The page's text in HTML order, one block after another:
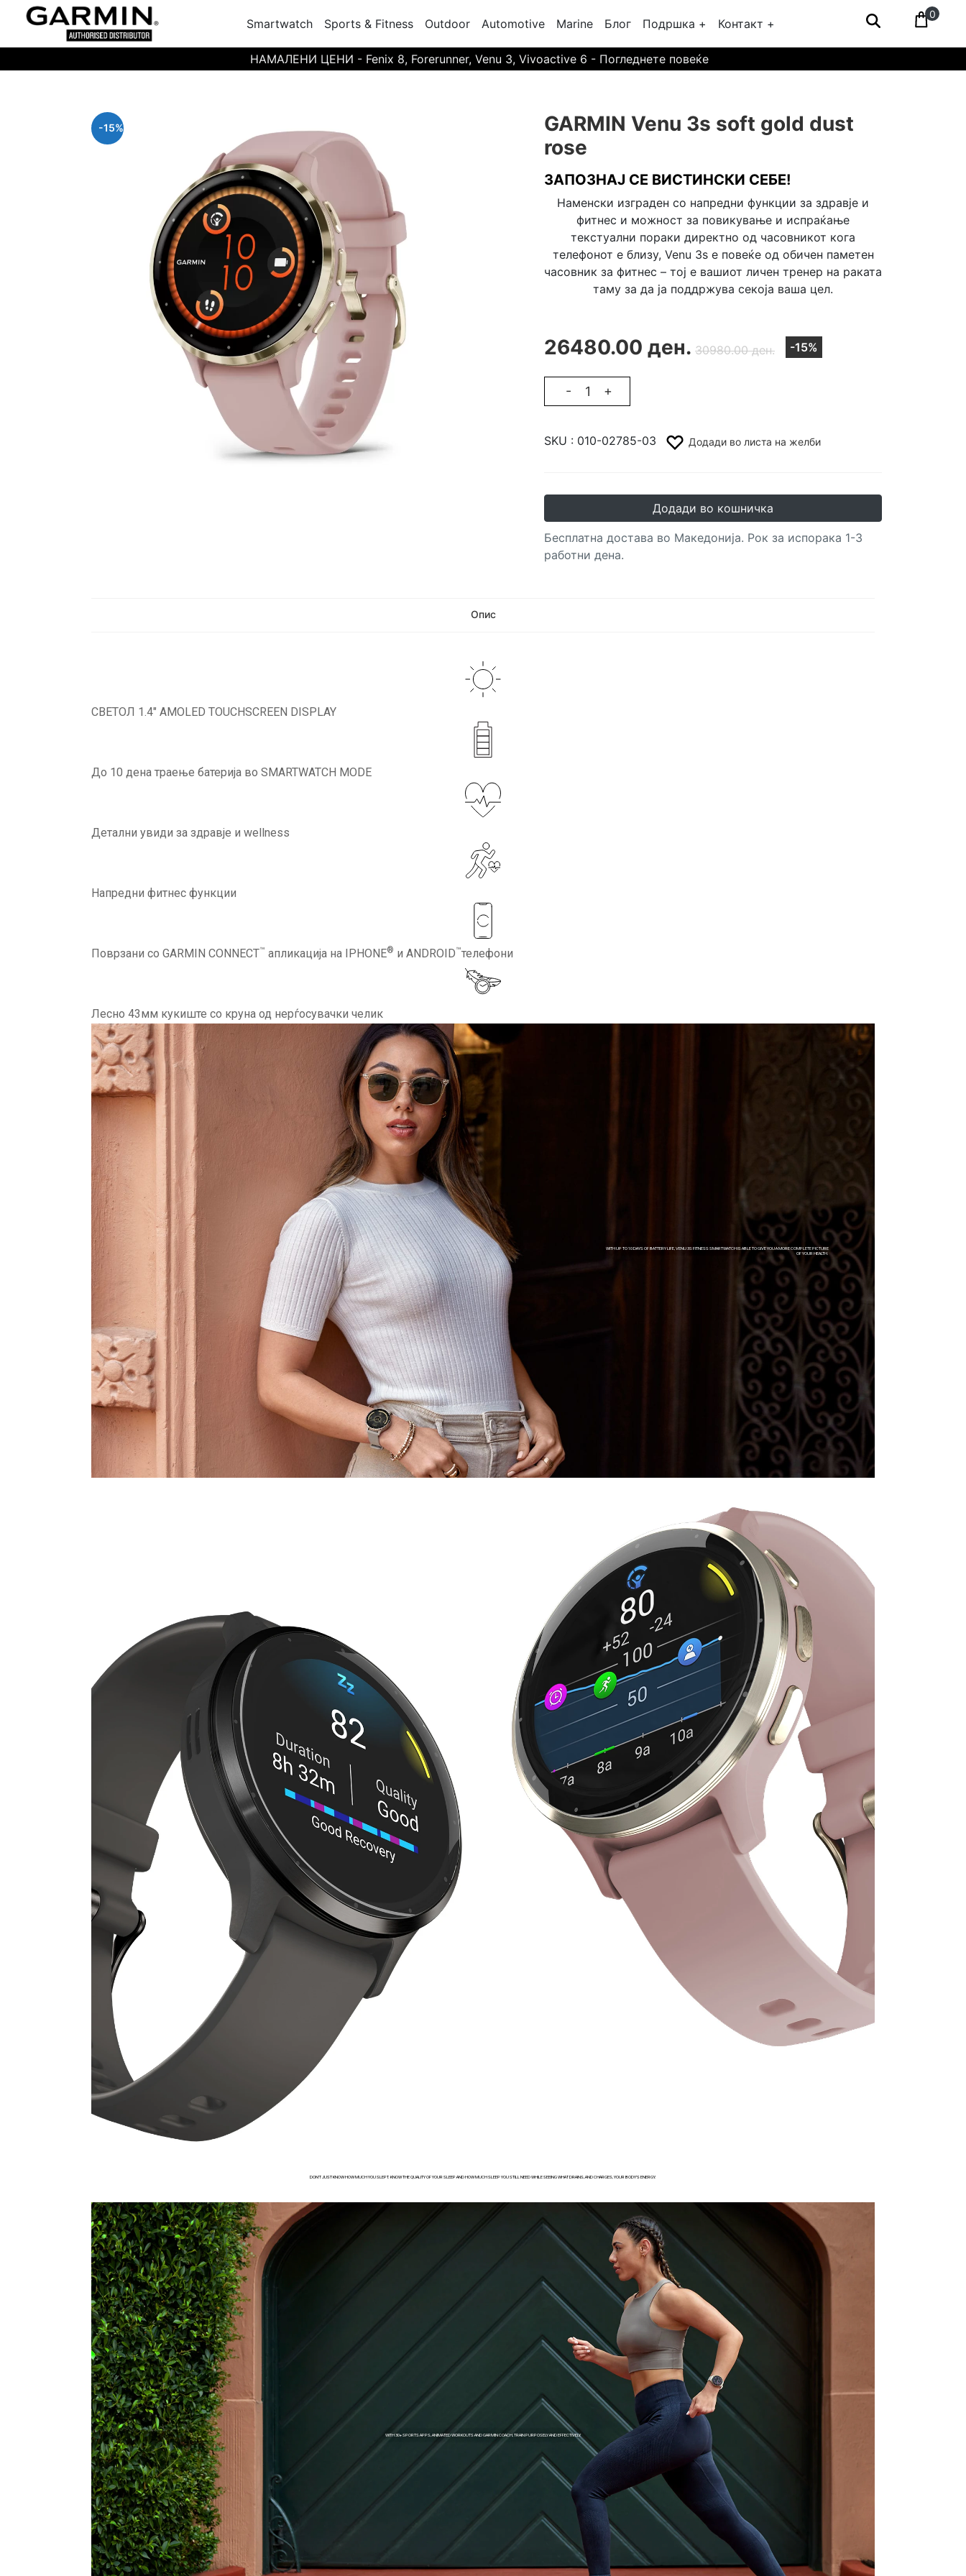
Smartwatch Sports & Fitness Outdoor Automotive Marine Блог Подршка + Контакт +
0
НАМАЛЕНИ ЦЕНИ - Fenix 8, Forerunner, Venu 3, Vivoactive 6 - Погледнете повеќе
-15%
GARMIN Venu 3s soft gold dust
rose
ЗАПОЗНАЈ СЕ ВИСТИНСКИ СЕБЕ!
Наменски изграден со напредни функции за здравје и
фитнес и можност за повикување и испраќање
текстуални пораки директно од часовникот кога
телефонот е близу, Venu 3s е повеќе од обичен паметен
часовник за фитнес – тој е вашиот личен тренер на раката
таму за да ја поддржува секоја ваша цел.
26480.00 ден. 30980.00 ден. -15%
- +
SKU : 010-02785-03 Додади во листа на желби
Додади во кошничка
Бесплатна достава во Македонија. Рок за испорака 1-3
работни дена.
Опис
СВЕТОЛ 1.4″ AMOLED TOUCHSCREEN DISPLAY
До 10 дена траење батерија во SMARTWATCH MODE
Детални увиди за здравје и wellness
Напредни фитнес функции
Поврзани со GARMIN CONNECT™ апликација на IPHONE® и ANDROID™телефони
Лесно 43мм кукиште со круна од нерѓосувачки челик
WITH UP TO 10 DAYS OF BATTERY LIFE, VENU 3S FITNESS SMARTWATCH IS ABLE TO GIVE YOU A MORE COMPLETE PICTURE
OF YOUR HEALTH.
DON’T JUST KNOW HOW MUCH YOU SLEPT. KNOW THE QUALITY OF YOUR SLEEP AND HOW MUCH SLEEP YOU STILL NEED WHILE SEEING WHAT DRAINS, AND CHARGES, YOUR BODY’S ENERGY.
WITH 30+ SPORTS APPS, ANIMATED WORKOUTS AND GARMIN COACH, TRAIN PURPOSELY AND EFFECTIVELY.